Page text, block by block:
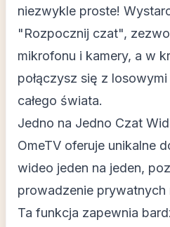
niezwykle proste!
"Rozpocznij czat",
mikrofonu i kamery, a w
połączysz się z
całego świata.
Jedno na Jedno Czat
OmeTV oferuje unikalne
wideo jeden na jeden,
prowadzenie prywatnych
Ta funkcja zapewnia